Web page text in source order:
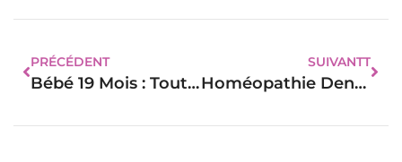
PRÉCÉDENT
Bébé 19 Mois : Tout Savoir Sur Cet Age
SUIVANTT
Homéopathie Dent Bébé : Voici Les Remèdes Naturels Pour Soulager